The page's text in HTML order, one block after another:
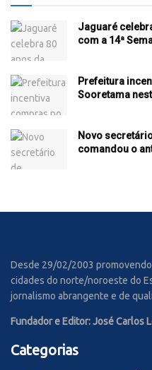
Jaguaré
com a 14ª
Prefeitura
Sooretama
Novo
comandou o
Desde 29/02/2003
cidades do norte/noroeste do
jornalismo abrangente e de
Fundador e Editor: José Carlos
Categorias